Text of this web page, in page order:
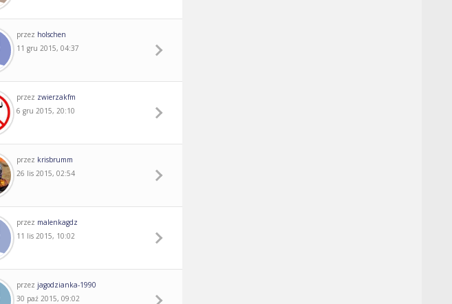
przez holschen
11 gru 2015, 04:37
przez zwierzakfm
6 gru 2015, 20:10
przez krisbrumm
26 lis 2015, 02:54
przez malenkagdz
11 lis 2015, 10:02
przez jagodzianka-1990
30 paź 2015, 09:02